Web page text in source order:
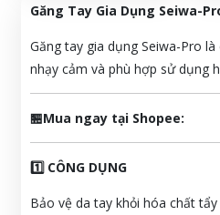
Găng Tay Gia Dụng Seiwa-
Găng tay gia dụng Seiwa-Pro
nhạy cảm và phù hợp sử dụng
🏪Mua ngay tại Shopee:
1️⃣ CÔNG DỤNG
Bảo vệ da tay khỏi hóa chất